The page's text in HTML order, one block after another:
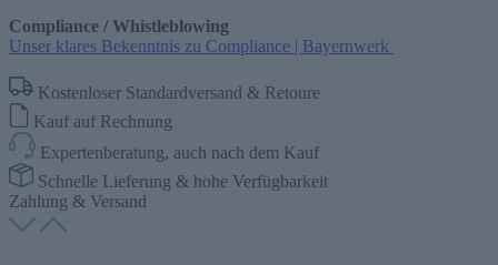
Compliance / Whistleblowing
Unser klares Bekenntnis zu Compliance | Bayernwerk
Kostenloser Standardversand & Retoure
Kauf auf Rechnung
Expertenberatung, auch nach dem Kauf
Schnelle Lieferung & hohe Verfügbarkeit
Zahlung & Versand